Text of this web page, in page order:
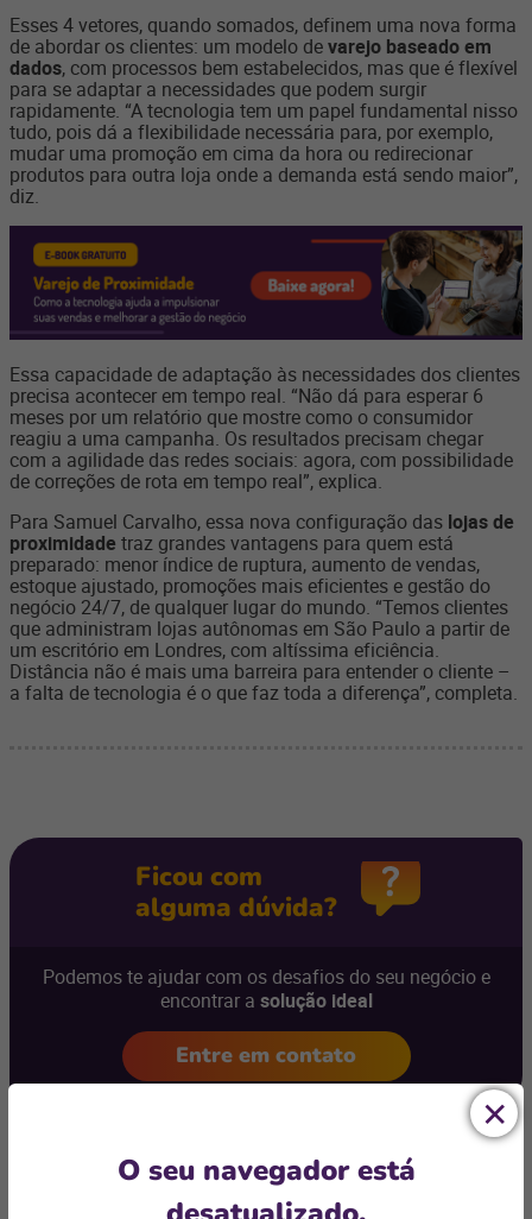
Esses 4 vetores, quando somados, definem uma nova forma
de abordar os clientes: um modelo devarejo baseado em
dados, com processos bem estabelecidos, mas que é flexível
para se adaptar a necessidades que podem surgir
rapidamente. “A tecnologia tem um papel fundamental nisso
tudo, pois dá a flexibilidade necessária para, por exemplo,
mudar uma promoção em cima da hora ou redirecionar
produtos para outra loja onde a demanda está sendo maior”,
diz.
Essa capacidade de adaptação às necessidades dos clientes
precisa acontecer em tempo real. “Não dá para esperar 6
meses por um relatório que mostre como o consumidor
reagiu a uma campanha. Os resultados precisam chegar
com a agilidade das redes sociais: agora, com possibilidade
de correções de rota em tempo real”, explica.
Para Samuel Carvalho, essa nova configuração das lojas de
proximidade traz grandes vantagens para quem está
preparado: menor índice de ruptura, aumento de vendas,
estoque ajustado, promoções mais eficientes e gestão do
negócio 24/7, de qualquer lugar do mundo. “Temos clientes
que administram lojas autônomas em São Paulo a partir de
um escritório em Londres, com altíssima eficiência.
Distância não é mais uma barreira para entender o cliente –
a falta de tecnologia é o que faz toda a diferença”, completa.
Ficou com
alguma dúvida?
Podemos te ajudar com os desafios do seu negócio e
encontrar a solução ideal
Entre em contato
O seu navegador está